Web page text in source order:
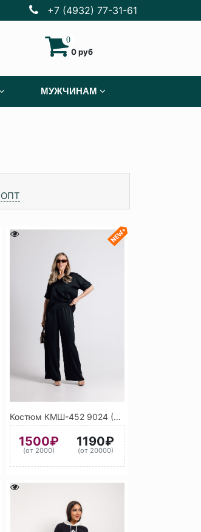
+7 (4932) 77-31-61
0
0 руб
МУЖЧИНАМ
ОПТ
Костюм КМШ-452 9024 (Черный)
1500₽
(от 2000)
1190₽
(от 20000)